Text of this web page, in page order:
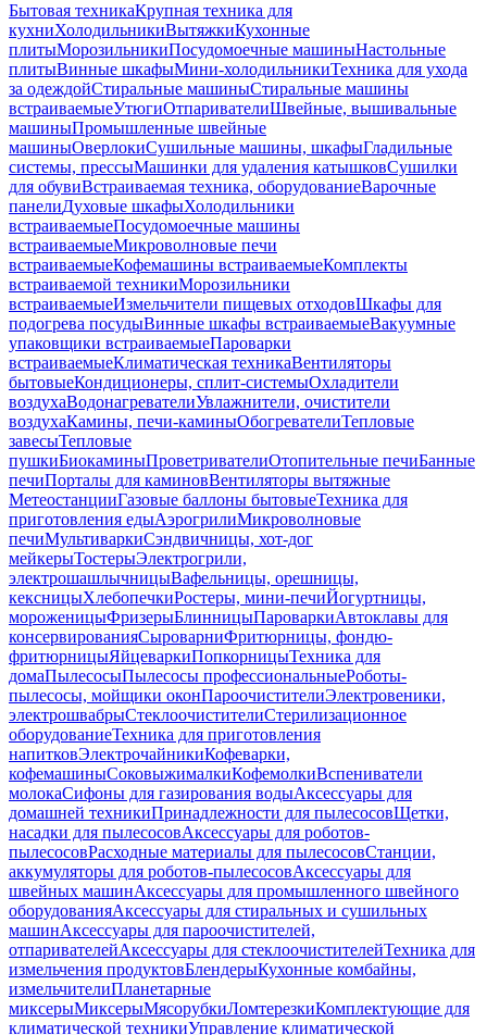
Бытовая техникаКрупная техника для
кухниХолодильникиВытяжкиКухонные
плитыМорозильникиПосудомоечные машиныНастольные
плитыВинные шкафыМини-холодильникиТехника для ухода
за одеждойСтиральные машиныСтиральные машины
встраиваемыеУтюгиОтпаривателиШвейные, вышивальные
машиныПромышленные швейные
машиныОверлокиСушильные машины, шкафыГладильные
системы, прессыМашинки для удаления катышковСушилки
для обувиВстраиваемая техника, оборудованиеВарочные
панелиДуховые шкафыХолодильники
встраиваемыеПосудомоечные машины
встраиваемыеМикроволновые печи
встраиваемыеКофемашины встраиваемыеКомплекты
встраиваемой техникиМорозильники
встраиваемыеИзмельчители пищевых отходовШкафы для
подогрева посудыВинные шкафы встраиваемыеВакуумные
упаковщики встраиваемыеПароварки
встраиваемыеКлиматическая техникаВентиляторы
бытовыеКондиционеры, сплит-системыОхладители
воздухаВодонагревателиУвлажнители, очистители
воздухаКамины, печи-каминыОбогревателиТепловые
завесыТепловые
пушкиБиокаминыПроветривателиОтопительные печиБанные
печиПорталы для каминовВентиляторы вытяжные
МетеостанцииГазовые баллоны бытовыеТехника для
приготовления едыАэрогрилиМикроволновые
печиМультиваркиСэндвичницы, хот-дог
мейкерыТостерыЭлектрогрили,
электрошашлычницыВафельницы, орешницы,
кексницыХлебопечкиРостеры, мини-печиЙогуртницы,
мороженицыФризерыБлинницыПароваркиАвтоклавы для
консервированияСыроварниФритюрницы, фондю-
фритюрницыЯйцеваркиПопкорницыТехника для
домаПылесосыПылесосы профессиональныеРоботы-
пылесосы, мойщики оконПароочистителиЭлектровеники,
электрошвабрыСтеклоочистителиСтерилизационное
оборудованиеТехника для приготовления
напитковЭлектрочайникиКофеварки,
кофемашиныСоковыжималкиКофемолкиВспениватели
молокаСифоны для газирования водыАксессуары для
домашней техникиПринадлежности для пылесосовЩетки,
насадки для пылесосовАксессуары для роботов-
пылесосовРасходные материалы для пылесосовСтанции,
аккумуляторы для роботов-пылесосовАксессуары для
швейных машинАксессуары для промышленного швейного
оборудованияАксессуары для стиральных и сушильных
машинАксессуары для пароочистителей,
отпаривателейАксессуары для стеклоочистителейТехника для
измельчения продуктовБлендерыКухонные комбайны,
измельчителиПланетарные
миксерыМиксерыМясорубкиЛомтерезкиКомплектующие для
климатической техникиУправление климатической